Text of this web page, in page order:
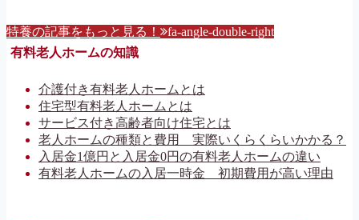
特養の記事をもっと見る！ fa-angle-double-right
有料老人ホームの知識
介護付き有料老人ホームとは
住宅型有料老人ホームとは
サービス付き高齢者向け住宅とは
老人ホームの種類と費用 実際いくらくらいかかる？
入居金1億円と入居金0円の有料老人ホームの違い
有料老人ホームの入居一時金 初期費用が高い理由